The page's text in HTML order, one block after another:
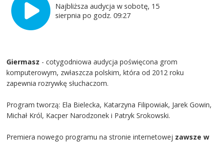
Najbliższa audycja w sobotę, 15
sierpnia po godz. 09:27
Giermasz - cotygodniowa audycja poświęcona grom
komputerowym, zwłaszcza polskim, która od 2012 roku
zapewnia rozrywkę słuchaczom.
Program tworzą: Ela Bielecka, Katarzyna Filipowiak, Jarek Gowin,
Michał Król, Kacper Narodzonek i Patryk Srokowski.
Premiera nowego programu na stronie internetowej zawsze w